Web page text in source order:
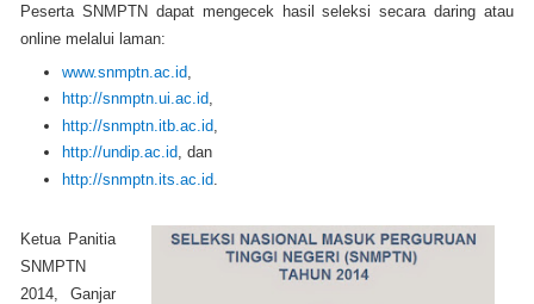
Peserta SNMPTN dapat mengecek hasil seleksi secara daring atau
online melalui laman:
www.snmptn.ac.id
http://snmptn.ui.ac.id,
http://snmptn.itb.ac.id
http://undip.ac.id, dan
http://snmptn.its.ac.id
Ketua Panitia
SNMPTN
2014, Ganjar